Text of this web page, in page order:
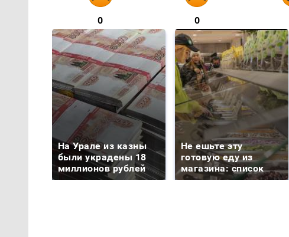
0 0
На Урале из казны
были украдены 18
миллионов рублей
Не ешьте эту
готовую еду из
магазина: список